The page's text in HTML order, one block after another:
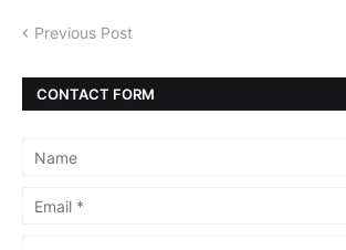
Previous Post
CONTACT FORM